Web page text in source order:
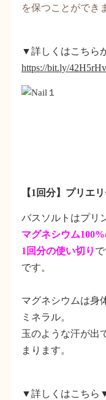
を保つことができ
▼詳しくはこちら
https://bit.ly/42H5rHv
【1回分】プリエ
バスソルトはプリ
マグネシウム
1回分の使い切り
です。
マグネシウムは身
ミネラル。
玉のような汗が出
まります。
▼詳しくはこちら